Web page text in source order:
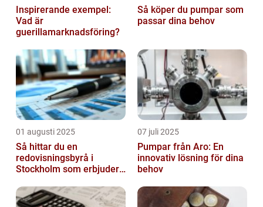
Inspirerande exempel:
Vad är
guerillamarknadsföring?
Så köper du pumpar som
passar dina behov
01 augusti 2025
Så hittar du en
redovisningsbyrå i
Stockholm som erbjuder
07 juli 2025
Pumpar från Aro: En
innovativ lösning för dina
behov